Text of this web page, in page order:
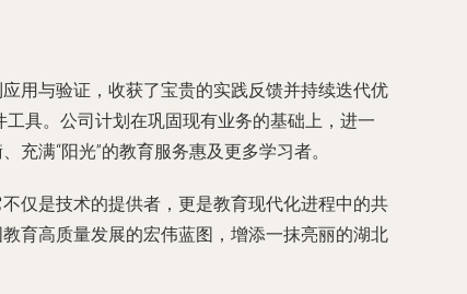
用与验证，收获了宝贵的实践反馈并持续迭代优
具。公司计划在巩固现有业务的基础上，进一
满“阳光”的教育服务惠及更多学习者。
仅是技术的提供者，更是教育现代化进程中的共
育高质量发展的宏伟蓝图，增添一抹亮丽的湖北